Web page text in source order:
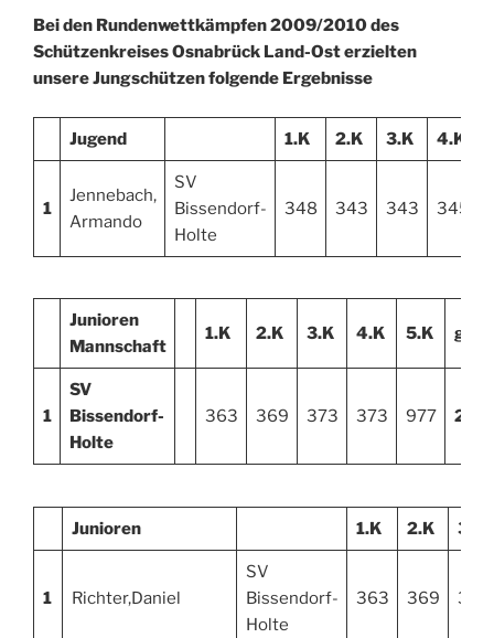
Bei den Rundenwettkämpfen 2009/2010 des
Schützenkreises Osnabrück Land-Ost erzielten
unsere Jungschützen folgende Ergebnisse
Jugend 1.K 2.K 3.K 4.K
1
Jennebach,
Armando
SV
Bissendorf-
Holte
348 343 343 345
Junioren
Mannschaft
1.K 2.K 3.K 4.K 5.K ges.
1
SV
Bissendorf-
Holte
363 369 373 373 977
Junioren 1.K 2.K 3.K
1 Richter,Daniel
SV
Bissendorf-
Holte
363 369 373